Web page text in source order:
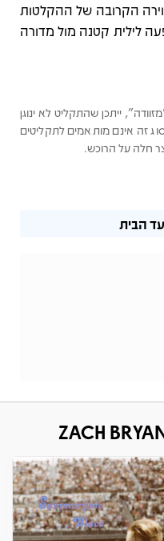
הקרובה של ההקלטות
לילית קטנה מול מדורה
ייתכן שהתקליט לא ינוגן
זה אינם מותאמים לתקליטים
חלה על הרוכש.
הבית